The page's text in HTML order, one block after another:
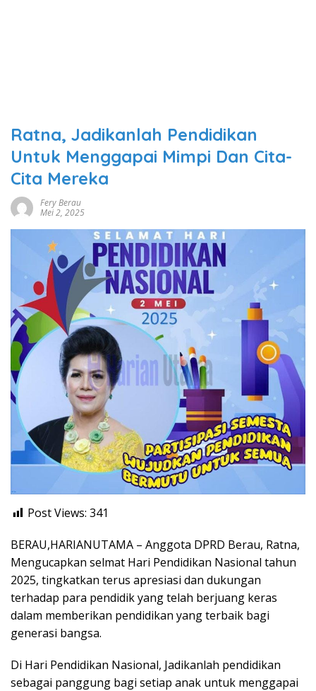
Ratna, Jadikanlah Pendidikan
Untuk Menggapai Mimpi Dan Cita-
Cita Mereka
Fery Berau
Mei 2, 2025
Post Views: 341
BERAU,HARIANUTAMA – Anggota DPRD Berau, Ratna,
Mengucapkan selmat Hari Pendidikan Nasional tahun
2025, tingkatkan terus apresiasi dan dukungan
terhadap para pendidik yang telah berjuang keras
dalam memberikan pendidikan yang terbaik bagi
generasi bangsa.
Di Hari Pendidikan Nasional, Jadikanlah pendidikan
sebagai panggung bagi setiap anak untuk menggapai